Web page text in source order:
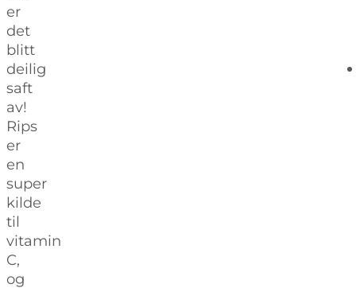
er
det
blitt
deilig
saft
av!
Rips
er
en
super
kilde
til
vitamin
C,
og